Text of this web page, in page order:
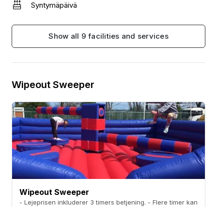
Syntymäpäivä
Show all 9 facilities and services
Wipeout Sweeper
Wipeout Sweeper
- Lejeprisen inkluderer 3 timers betjening. - Flere timer kan